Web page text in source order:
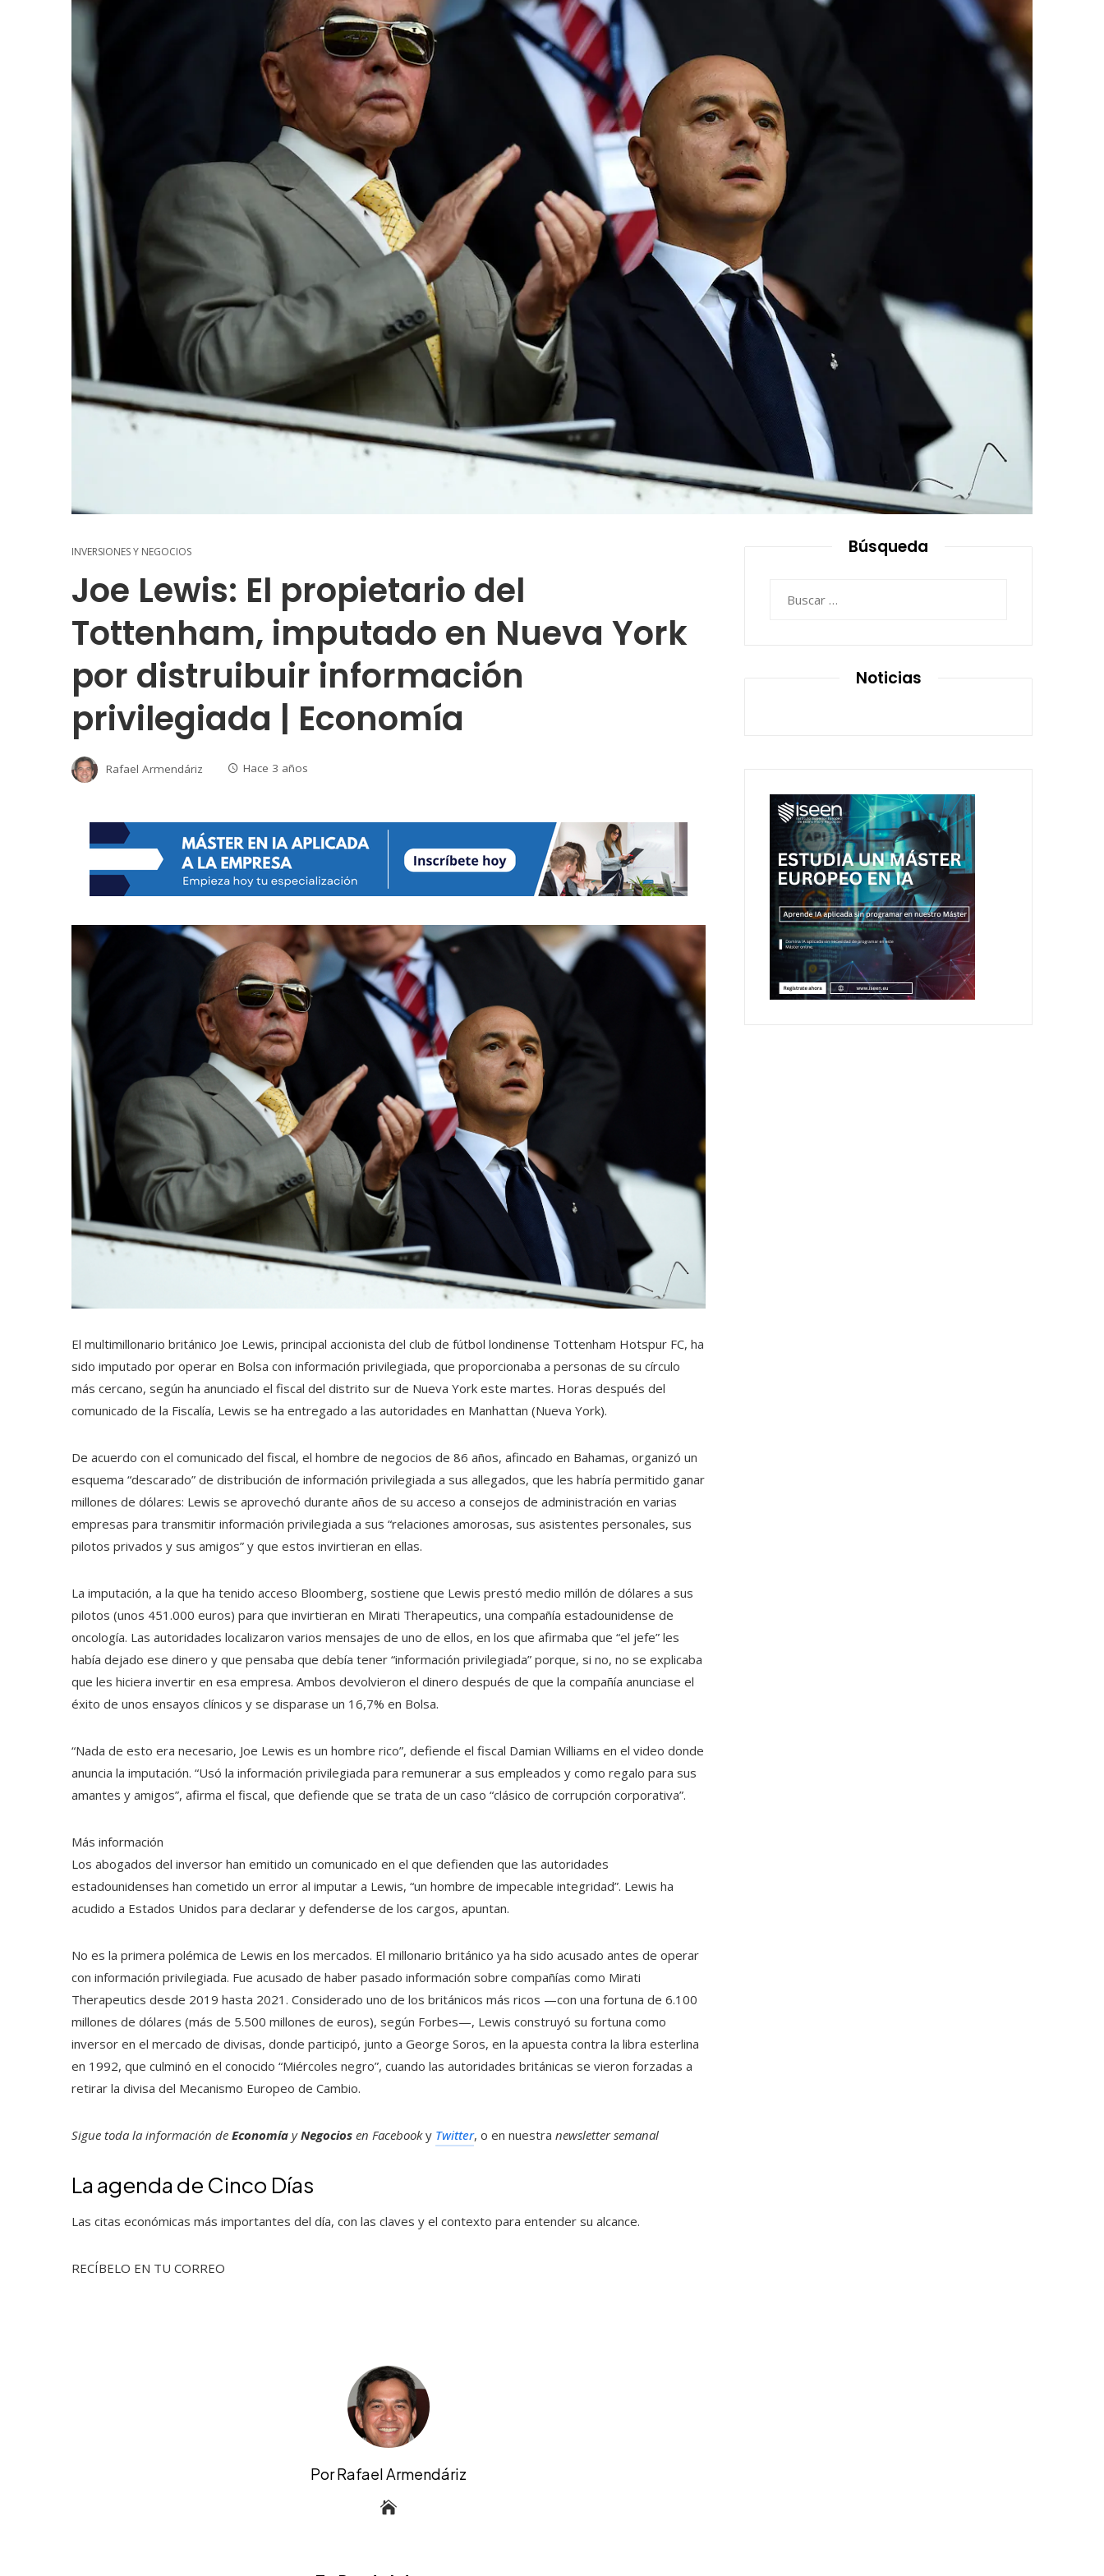
INVERSIONES Y NEGOCIOS
Joe Lewis: El propietario del
Tottenham, imputado en Nueva York
por distruibuir información
privilegiada | Economía
Rafael Armendáriz Hace 3 años
El multimillonario británico Joe Lewis, principal accionista del club de fútbol londinense Tottenham Hotspur FC, ha
sido imputado por operar en Bolsa con información privilegiada, que proporcionaba a personas de su círculo
más cercano, según ha anunciado el fiscal del distrito sur de Nueva York este martes. Horas después del
comunicado de la Fiscalía, Lewis se ha entregado a las autoridades en Manhattan (Nueva York).
De acuerdo con el comunicado del fiscal, el hombre de negocios de 86 años, afincado en Bahamas, organizó un
esquema “descarado” de distribución de información privilegiada a sus allegados, que les habría permitido ganar
millones de dólares: Lewis se aprovechó durante años de su acceso a consejos de administración en varias
empresas para transmitir información privilegiada a sus “relaciones amorosas, sus asistentes personales, sus
pilotos privados y sus amigos” y que estos invirtieran en ellas.
La imputación, a la que ha tenido acceso Bloomberg, sostiene que Lewis prestó medio millón de dólares a sus
pilotos (unos 451.000 euros) para que invirtieran en Mirati Therapeutics, una compañía estadounidense de
oncología. Las autoridades localizaron varios mensajes de uno de ellos, en los que afirmaba que “el jefe” les
había dejado ese dinero y que pensaba que debía tener “información privilegiada” porque, si no, no se explicaba
que les hiciera invertir en esa empresa. Ambos devolvieron el dinero después de que la compañía anunciase el
éxito de unos ensayos clínicos y se disparase un 16,7% en Bolsa.
“Nada de esto era necesario, Joe Lewis es un hombre rico”, defiende el fiscal Damian Williams en el video donde
anuncia la imputación. “Usó la información privilegiada para remunerar a sus empleados y como regalo para sus
amantes y amigos”, afirma el fiscal, que defiende que se trata de un caso “clásico de corrupción corporativa”.
Más información
Los abogados del inversor han emitido un comunicado en el que defienden que las autoridades
estadounidenses han cometido un error al imputar a Lewis, “un hombre de impecable integridad”. Lewis ha
acudido a Estados Unidos para declarar y defenderse de los cargos, apuntan.
No es la primera polémica de Lewis en los mercados. El millonario británico ya ha sido acusado antes de operar
con información privilegiada. Fue acusado de haber pasado información sobre compañías como Mirati
Therapeutics desde 2019 hasta 2021. Considerado uno de los británicos más ricos —con una fortuna de 6.100
millones de dólares (más de 5.500 millones de euros), según Forbes—, Lewis construyó su fortuna como
inversor en el mercado de divisas, donde participó, junto a George Soros, en la apuesta contra la libra esterlina
en 1992, que culminó en el conocido “Miércoles negro”, cuando las autoridades británicas se vieron forzadas a
retirar la divisa del Mecanismo Europeo de Cambio.
Sigue toda la información de Economía yNegocios en Facebooky Twitter, o en nuestra newsletter semanal
La agenda de Cinco Días
Las citas económicas más importantes del día, con las claves y el contexto para entender su alcance.
RECÍBELO EN TU CORREO
Por Rafael Armendáriz
Búsqueda
Noticias